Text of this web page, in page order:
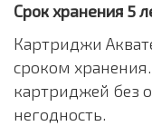
Срок хранения 5
Картриджи
сроком
картриджей без
негодность.